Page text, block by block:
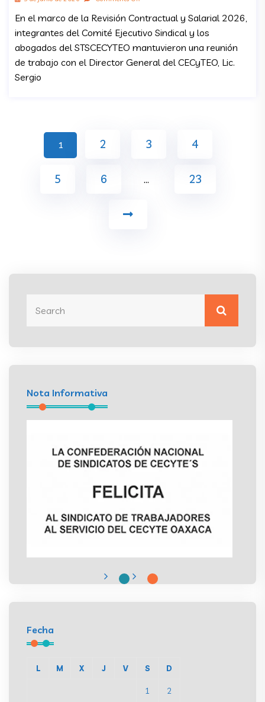
En el marco de la Revisión Contractual y Salarial 2026,
integrantes del Comité Ejecutivo Sindical y los
abogados del STSCECYTEO mantuvieron una reunión
de trabajo con el Director General del CECyTEO, Lic.
Sergio
1 2 3 4
5 6 … 23
Nota Informativa
Fecha
L M X J V S D
1 2